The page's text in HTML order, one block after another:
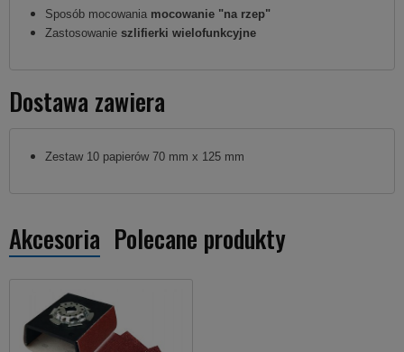
Sposób mocowania mocowanie "na rzep"
Zastosowanie szlifierki wielofunkcyjne
Dostawa zawiera
Zestaw 10 papierów 70 mm x 125 mm
Akcesoria Polecane produkty